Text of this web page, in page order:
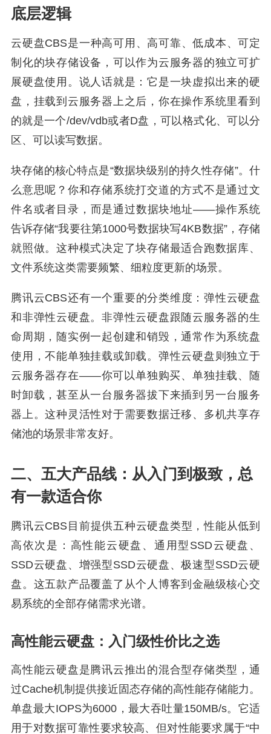
底层逻辑
云硬盘CBS是一种高可用、高可靠、低成本、可定
制化的块存储设备，可以作为云服务器的独立可扩
展硬盘使用。说人话就是：它是一块虚拟出来的硬
盘，挂载到云服务器上之后，你在操作系统里看到
的就是一个/dev/vdb或者D盘，可以格式化、可以分
区、可以读写数据。
块存储的核心特点是“数据块级别的持久性存储”。什
么意思呢？你和存储系统打交道的方式不是通过文
件名或者目录，而是通过数据块地址——操作系统
告诉存储“我要往第1000号数据块写4KB数据”，存储
就照做。这种模式决定了块存储最适合跑数据库、
文件系统这类需要频繁、细粒度更新的场景。
腾讯云CBS还有一个重要的分类维度：弹性云硬盘
和非弹性云硬盘。非弹性云硬盘跟随云服务器的生
命周期，随实例一起创建和销毁，通常作为系统盘
使用，不能单独挂载或卸载。弹性云硬盘则独立于
云服务器存在——你可以单独购买、单独挂载、随
时卸载，甚至从一台服务器拔下来插到另一台服务
器上。这种灵活性对于需要数据迁移、多机共享存
储池的场景非常友好。
二、五大产品线：从入门到极致，总
有一款适合你
腾讯云CBS目前提供五种云硬盘类型，性能从低到
高依次是：高性能云硬盘、通用型SSD云硬盘、
SSD云硬盘、增强型SSD云硬盘、极速型SSD云硬
盘。这五款产品覆盖了从个人博客到金融级核心交
易系统的全部存储需求光谱。
高性能云硬盘：入门级性价比之选
高性能云硬盘是腾讯云推出的混合型存储类型，通
过Cache机制提供接近固态存储的高性能存储能力。
单盘最大IOPS为6000，最大吞吐量150MB/s。它适
用于对数据可靠性要求较高、但对性能要求属于“中